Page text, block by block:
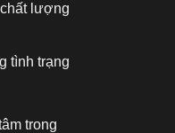
lượng
tình trạng
trong